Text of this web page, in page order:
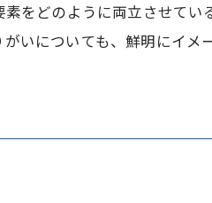
をどのように両立させてい
いについても、鮮明にイメ